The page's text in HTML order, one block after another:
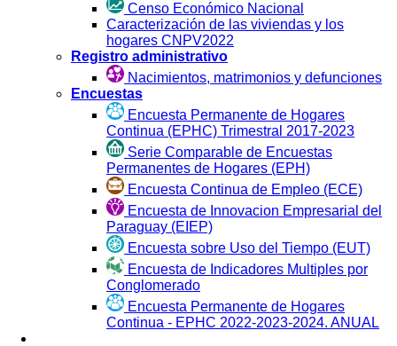
Censo Económico Nacional
Caracterización de las viviendas y los
hogares CNPV2022
Registro administrativo
Nacimientos, matrimonios y defunciones
Encuestas
Encuesta Permanente de Hogares
Continua (EPHC) Trimestral 2017-2023
Serie Comparable de Encuestas
Permanentes de Hogares (EPH)
Encuesta Continua de Empleo (ECE)
Encuesta de Innovacion Empresarial del
Paraguay (EIEP)
Encuesta sobre Uso del Tiempo (EUT)
Encuesta de Indicadores Multiples por
Conglomerado
Encuesta Permanente de Hogares
Continua - EPHC 2022-2023-2024. ANUAL